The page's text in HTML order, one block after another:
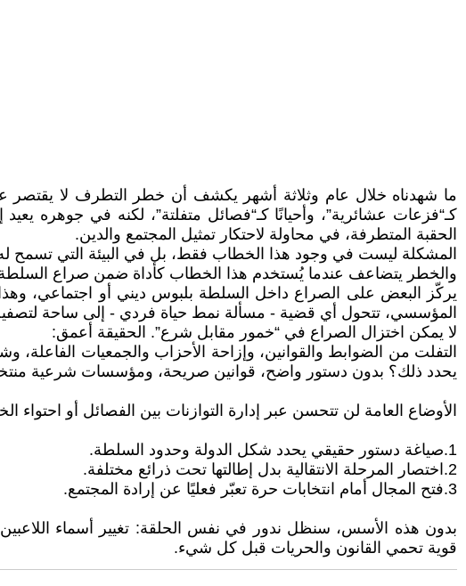
ما شهدناه خلال عام وثلاثة أشهر يكشف أن خطر التطرف لا يقتصر
كـ“فزعات عشائرية”، وأحيانًا كـ“فصائل متفلتة”، لكنه في جوهره
الحقبة المتطرفة، في محاولة لاحتكار تمثيل المجتمع والدين.
المشكلة ليست في وجود هذا الخطاب فقط، بل في البيئة التي تسمح له
والخطر يتضاعف عندما يُستخدم هذا الخطاب كأداة ضمن صراع
يركّز البعض على الصراع داخل السلطة بلبوس ديني أو اجتماعي،
المؤسسي، تتحول أي قضية - مسألة نمط حياة فردي - إلى ساحة
لا يمكن اختزال الصراع في “خمور مقابل شرع”. الحقيقة أعمق:
التفلت من الضوابط والقوانين، وإزاحة الأحزاب والجمعيات
يحدد ذلك؟ بدون دستور واضح، قوانين صريحة، ومؤسسات شرعية منتخبة،
الأوضاع العامة لن تتحسن عبر إدارة التوازنات بين الفصائل أو
1.صياغة دستور حقيقي يحدد شكل الدولة وحدود السلطة.
2.اختصار المرحلة الانتقالية بدل إطالتها تحت ذرائع مختلفة.
3.فتح المجال أمام انتخابات حرة تعبّر فعليًا عن إرادة المجتمع.
بدون هذه الأسس، سنظل ندور في نفس الحلقة: تغيير أسماء
قوية تحمي القانون والحريات قبل كل شيء.